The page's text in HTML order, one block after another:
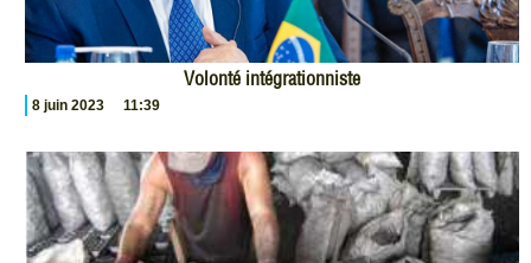
Volonté intégrationniste
8 juin 2023 11:39